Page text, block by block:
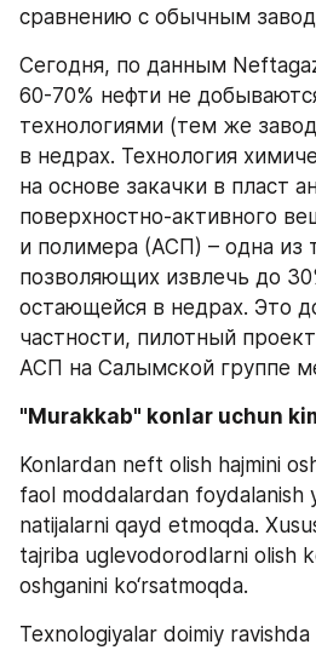
сравнению с обычным
Сегодня, по данным
60-70% нефти не
технологиями (тем же
в недрах. Технология
на основе закачки в пласт
поверхностно-активного
и полимера (АСП) – одна из
позволяющих извлечь до
остающейся в недрах. Это
частности, пилотный
АСП на Салымской группе
"Murakkab" konlar uchun
Konlardan neft olish hajmini
faol moddalardan foydalanish
natijalarni qayd etmoqda.
tajriba uglevodorodlarni olish
oshganini ko‘rsatmoqda.
Texnologiyalar doimiy